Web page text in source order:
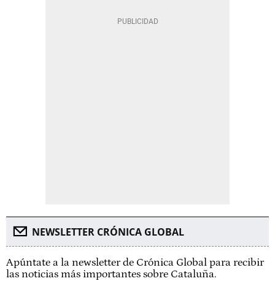
NEWSLETTER CRÓNICA GLOBAL
Apúntate a la newsletter de Crónica Global para recibir
las noticias más importantes sobre Cataluña.